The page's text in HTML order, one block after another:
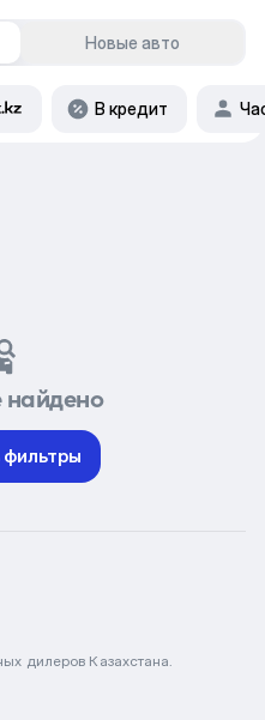
Новые авто
В кредит
найдено
дилеров Казахстана.